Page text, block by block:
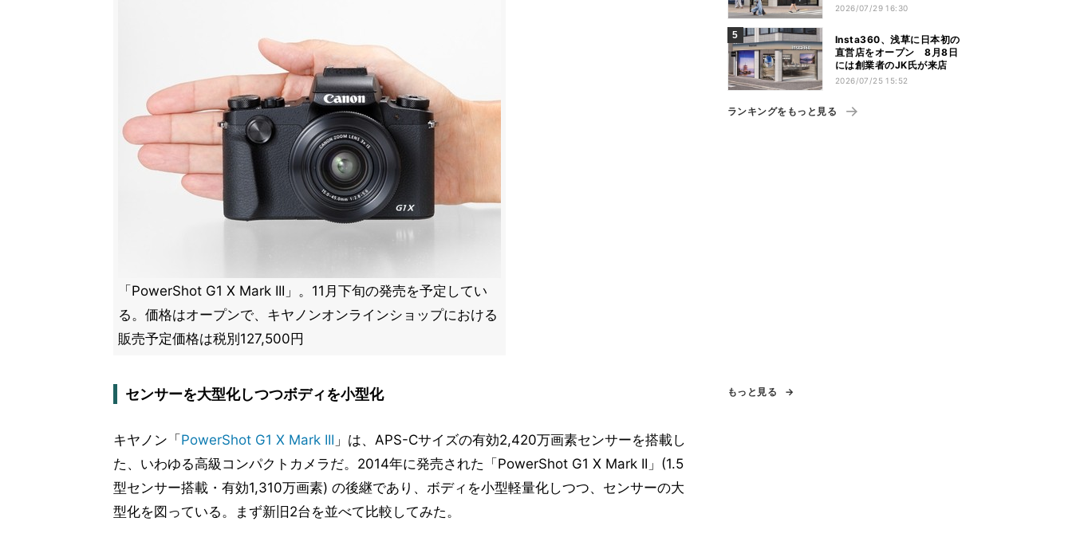
「PowerShot G1 X Mark III」。11月下旬の発売を予定してい
る。価格はオープンで、キヤノンオンラインショップにおける
販売予定価格は税別127,500円
センサーを大型化しつつボディを小型化
キヤノン「 PowerShot G1 X Mark III 」は、APS-Cサイズの有効2,420万画素センサーを搭載し
た、いわゆる高級コンパクトカメラだ。2014年に発売された「PowerShot G1 X Mark II」(1.5
型センサー搭載・有効1,310万画素) の後継であり、ボディを小型軽量化しつつ、センサーの大
型化を図っている。まず新旧2台を並べて比較してみた。
2026/07/29 16:30
Insta360、浅草に日本初の
直営店をオープン 8月8日
には創業者のJK氏が来店
2026/07/25 15:52
ランキングをもっと見る
もっと見る